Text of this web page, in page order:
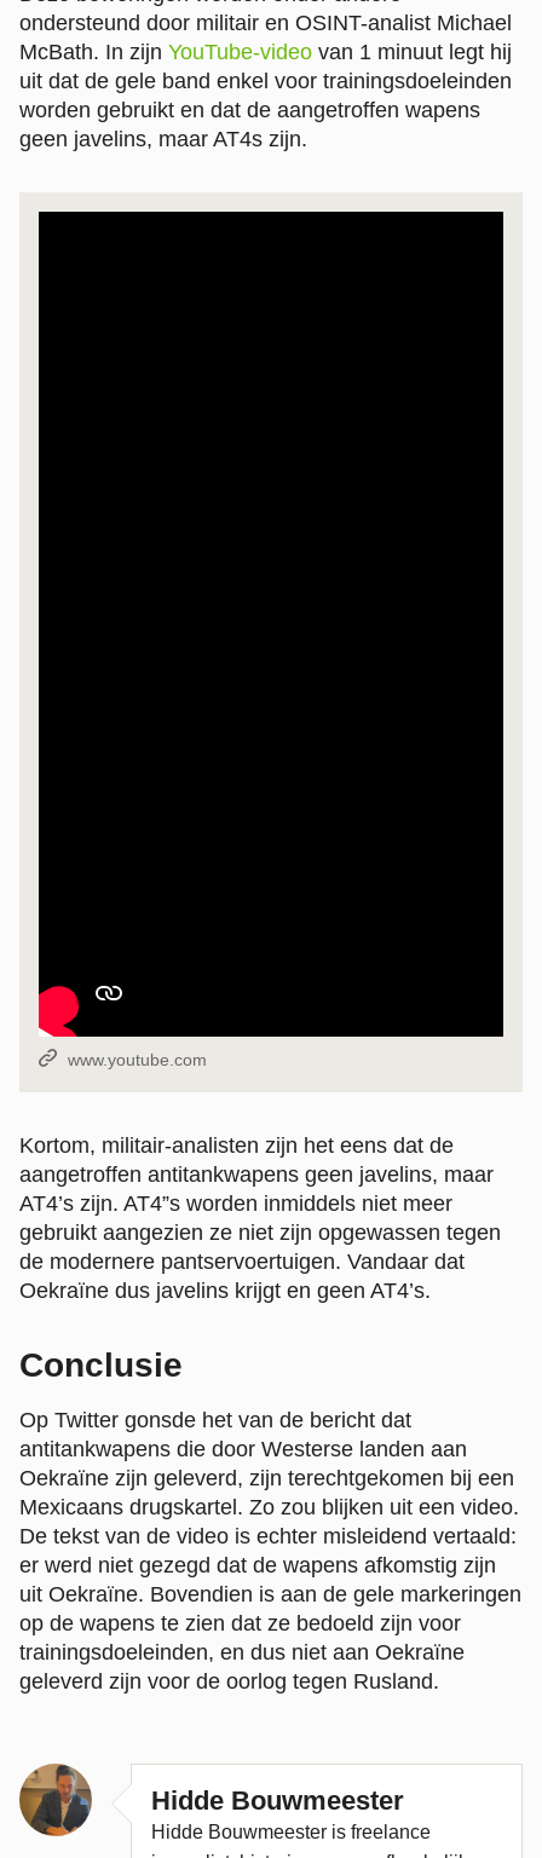
ondersteund door militair en OSINT-analist Michael
McBath. In zijn YouTube-video van 1 minuut legt hij
uit dat de gele band enkel voor trainingsdoeleinden
worden gebruikt en dat de aangetroffen wapens
geen javelins, maar AT4s zijn.
Bron:
www.youtube.com
Kortom, militair-analisten zijn het eens dat de
aangetroffen antitankwapens geen javelins, maar
AT4’s zijn. AT4”s worden inmiddels niet meer
gebruikt aangezien ze niet zijn opgewassen tegen
de modernere pantservoertuigen. Vandaar dat
Oekraïne dus javelins krijgt en geen AT4’s.
Conclusie
Op Twitter gonsde het van de bericht dat
antitankwapens die door Westerse landen aan
Oekraïne zijn geleverd, zijn terechtgekomen bij een
Mexicaans drugskartel. Zo zou blijken uit een video.
De tekst van de video is echter misleidend vertaald:
er werd niet gezegd dat de wapens afkomstig zijn
uit Oekraïne. Bovendien is aan de gele markeringen
op de wapens te zien dat ze bedoeld zijn voor
trainingsdoeleinden, en dus niet aan Oekraïne
geleverd zijn voor de oorlog tegen Rusland.
Hidde Bouwmeester
Hidde Bouwmeester is freelance